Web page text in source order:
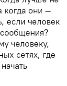
когда они —
если человек
человеку,
сетях, где